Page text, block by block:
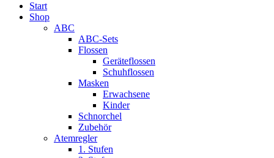
Start
Shop
ABC
ABC-Sets
Flossen
Geräteflossen
Schuhflossen
Masken
Erwachsene
Kinder
Schnorchel
Zubehör
Atemregler
1. Stufen